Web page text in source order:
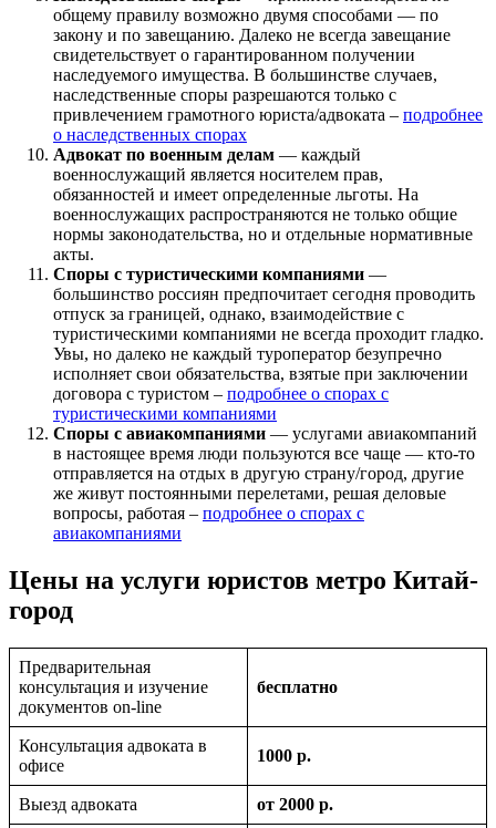
общему правилу возможно двумя способами — по
закону и по завещанию. Далеко не всегда завещание
свидетельствует о гарантированном получении
наследуемого имущества. В большинстве случаев,
наследственные споры разрешаются только с
привлечением грамотного юриста/адвоката – подробнее
о наследственных спорах
Адвокат по военным делам — каждый
военнослужащий является носителем прав,
обязанностей и имеет определенные льготы. На
военнослужащих распространяются не только общие
нормы законодательства, но и отдельные нормативные
акты.
Споры с туристическими компаниями —
большинство россиян предпочитает сегодня проводить
отпуск за границей, однако, взаимодействие с
туристическими компаниями не всегда проходит гладко.
Увы, но далеко не каждый туроператор безупречно
исполняет свои обязательства, взятые при заключении
договора с туристом – подробнее о спорах с
туристическими компаниями
Споры с авиакомпаниями — услугами авиакомпаний
в настоящее время люди пользуются все чаще — кто-то
отправляется на отдых в другую страну/город, другие
же живут постоянными перелетами, решая деловые
вопросы, работая – подробнее о спорах с
авиакомпаниями
Цены на услуги юристов метро Китай-
город
Предварительная
консультация и изучение
документов on-line
бесплатно
Консультация адвоката в
офисе
1000 р.
Выезд адвоката от 2000 р.